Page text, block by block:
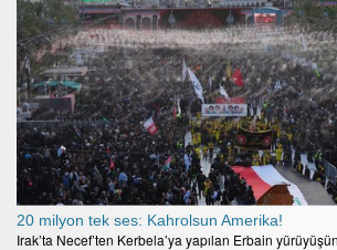
20 milyon tek ses: Kahrolsun Amerika!
Irak’ta Necef’ten Kerbela’ya yapılan Erbain